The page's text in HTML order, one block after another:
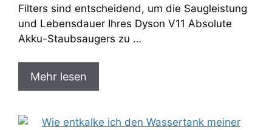
Filters sind entscheidend, um die Saugleistung
und Lebensdauer Ihres Dyson V11 Absolute
Akku-Staubsaugers zu …
Mehr lesen